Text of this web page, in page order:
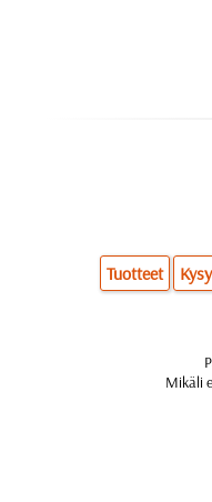
Tuotteet
Mikäli